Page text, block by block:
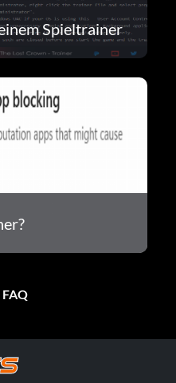
Spieltrainer